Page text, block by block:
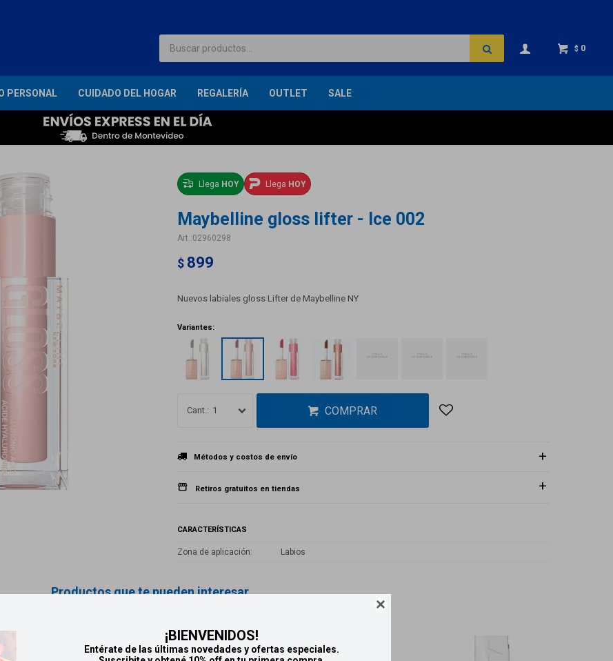

¡BIENVENIDOS!
Entérate de las últimas novedades y ofertas especiales.
PERSONAL CUIDADO DEL HOGAR REGALERÍA OUTLET SALE
$ 0
Llega HOY Llega HOY
Maybelline gloss lifter - Ice 002
02960298
$ 899
Nuevos labiales gloss Lifter de Maybelline NY
Variantes:
1 COMPRAR
Métodos y costos de envío
Retiros gratuitos en tiendas
CARACTERÍSTICAS
Zona de aplicación Labios
Productos que te pueden interesar